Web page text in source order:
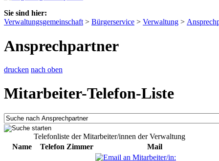
Sie sind hier:
Verwaltungsgemeinschaft > Bürgerservice > Verwaltung >
Ansprechpartner
drucken nach oben
Mitarbeiter-Telefon-Liste
Telefonliste der Mitarbeiter/innen der Verwaltung
Name
Telefon Zimmer Mail